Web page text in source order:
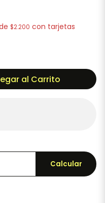
$2.200 con tarjetas
al Carrito
Calcular